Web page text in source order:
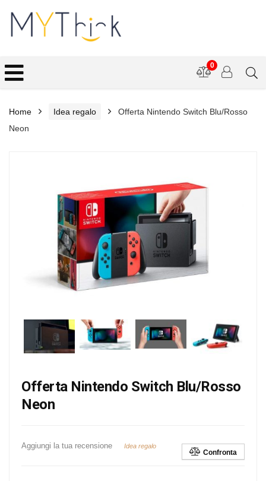
0
Home Idea regalo
Offerta Nintendo Switch Blu/Rosso
Neon
Offerta Nintendo Switch Blu/Rosso
Neon
Aggiungi la tua recensione Idea regalo
Confronta